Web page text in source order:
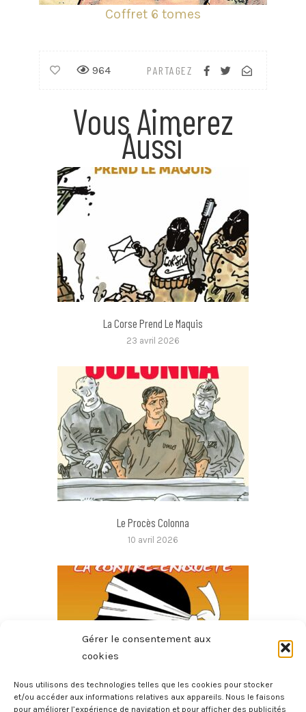
Gérer le consentement aux
cookies
Nous utilisons des technologies telles que les cookies pour stocker
et/ou accéder aux informations relatives aux appareils. Nous le faisons
pour améliorer l’expérience de navigation et pour afficher des publicités
Coffret 6 tomes
PARTAGEZ
964
Vous Aimerez
Aussi
La Corse Prend Le Maquis
23 avril 2026
Le Procès Colonna
10 avril 2026